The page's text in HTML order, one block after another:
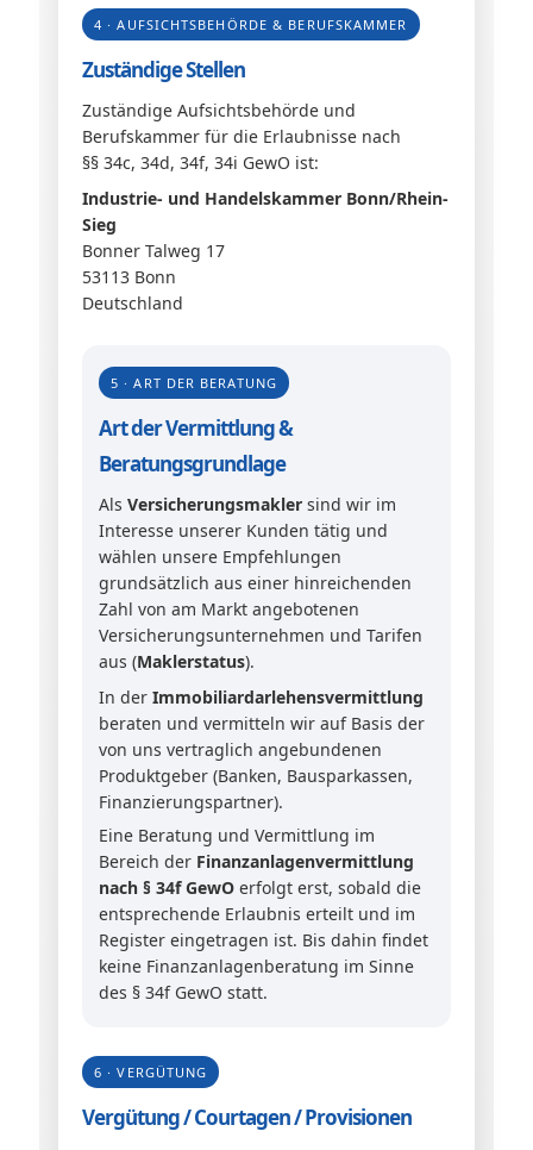
4 · AUFSICHTSBEHÖRDE & BERUFSKAMMER
Zuständige Stellen
Zuständige Aufsichtsbehörde und
Berufskammer für die Erlaubnisse nach
§§ 34c, 34d, 34f, 34i GewO ist:
Industrie- und Handelskammer Bonn/Rhein-
Sieg
Bonner Talweg 17
53113 Bonn
Deutschland
5 · ART DER BERATUNG
Art der Vermittlung &
Beratungsgrundlage
Als Versicherungsmakler sind wir im
Interesse unserer Kunden tätig und
wählen unsere Empfehlungen
grundsätzlich aus einer hinreichenden
Zahl von am Markt angebotenen
Versicherungsunternehmen und Tarifen
aus (Maklerstatus).
In der Immobiliardarlehensvermittlung
beraten und vermitteln wir auf Basis der
von uns vertraglich angebundenen
Produktgeber (Banken, Bausparkassen,
Finanzierungspartner).
Eine Beratung und Vermittlung im
Bereich der Finanzanlagenvermittlung
nach § 34f GewO erfolgt erst, sobald die
entsprechende Erlaubnis erteilt und im
Register eingetragen ist. Bis dahin findet
keine Finanzanlagenberatung im Sinne
des § 34f GewO statt.
6 · VERGÜTUNG
Vergütung / Courtagen / Provisionen